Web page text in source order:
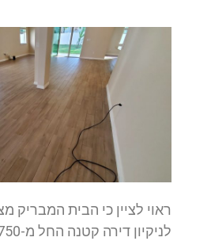
ראוי לציין כי הבית המבריק